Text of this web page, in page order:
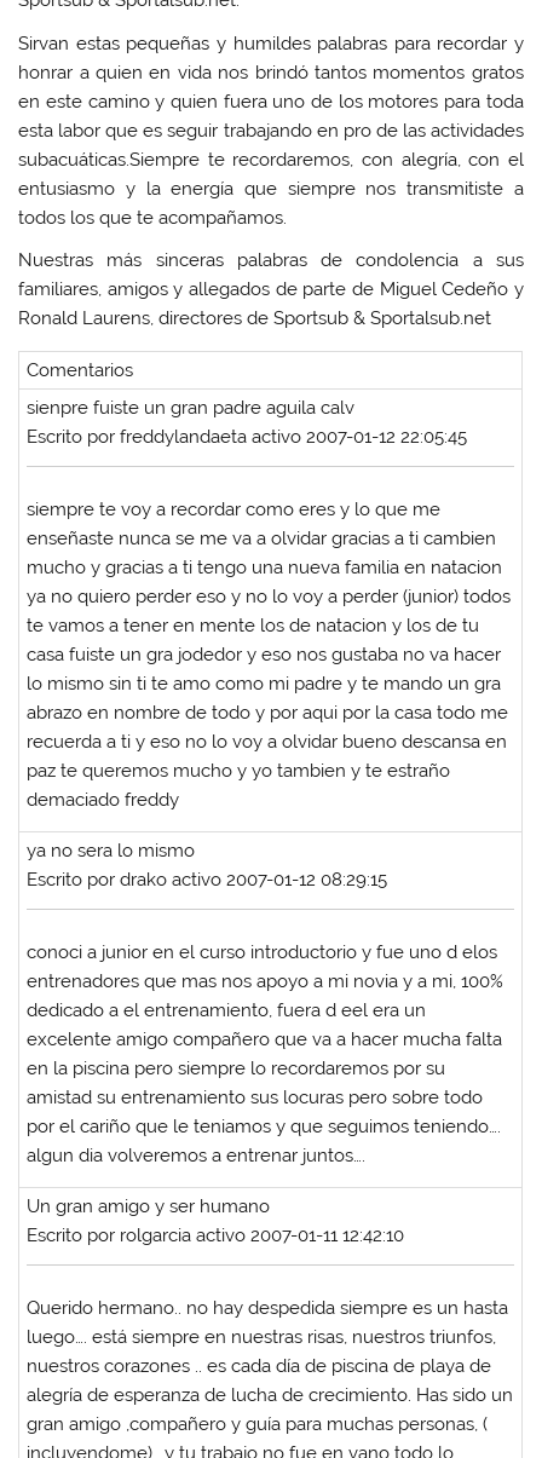
Sirvan estas pequeñas y humildes palabras para recordar y
honrar a quien en vida nos brindó tantos momentos gratos
en este camino y quien fuera uno de los motores para toda
esta labor que es seguir trabajando en pro de las actividades
subacuáticas.Siempre te recordaremos, con alegría, con el
entusiasmo y la energía que siempre nos transmitiste a
todos los que te acompañamos.
Nuestras más sinceras palabras de condolencia a sus
familiares, amigos y allegados de parte de Miguel Cedeño y
Ronald Laurens, directores de Sportsub & Sportalsub.net
Comentarios
sienpre fuiste un gran padre aguila calv
Escrito por freddylandaeta activo 2007-01-12 22:05:45
siempre te voy a recordar como eres y lo que me
enseñaste nunca se me va a olvidar gracias a ti cambien
mucho y gracias a ti tengo una nueva familia en natacion
ya no quiero perder eso y no lo voy a perder (junior) todos
te vamos a tener en mente los de natacion y los de tu
casa fuiste un gra jodedor y eso nos gustaba no va hacer
lo mismo sin ti te amo como mi padre y te mando un gra
abrazo en nombre de todo y por aqui por la casa todo me
recuerda a ti y eso no lo voy a olvidar bueno descansa en
paz te queremos mucho y yo tambien y te estraño
demaciado freddy
ya no sera lo mismo
Escrito por drako activo 2007-01-12 08:29:15
conoci a junior en el curso introductorio y fue uno d elos
entrenadores que mas nos apoyo a mi novia y a mi, 100%
dedicado a el entrenamiento, fuera d eel era un
excelente amigo compañero que va a hacer mucha falta
en la piscina pero siempre lo recordaremos por su
amistad su entrenamiento sus locuras pero sobre todo
por el cariño que le teniamos y que seguimos teniendo….
algun dia volveremos a entrenar juntos….
Un gran amigo y ser humano
Escrito por rolgarcia activo 2007-01-11 12:42:10
Querido hermano.. no hay despedida siempre es un hasta
luego…. está siempre en nuestras risas, nuestros triunfos,
nuestros corazones .. es cada día de piscina de playa de
alegría de esperanza de lucha de crecimiento. Has sido un
gran amigo ,compañero y guía para muchas personas, (
incluyendome).. y tu trabajo no fue en vano todo lo